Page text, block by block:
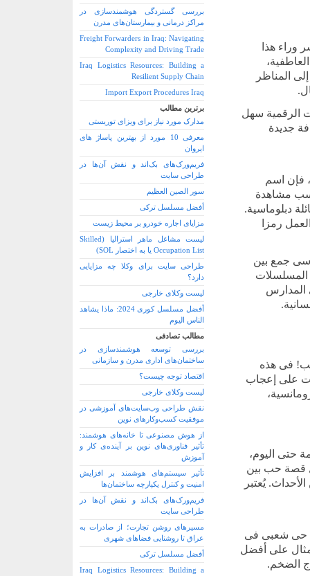
وراء هذا
المناظر
الرقمیة سهل
جدیدة
فإن اسم
مشاهدة
دبلوماسیة.
رمزا
ترکی مدرسی جمع بین
المسلسلات
المدارس
فی هذه
علی إعجاب
حتی الیوم،
قصة حب بین
یُعتبر
فی حی شعبی فی
علی أفضل
الضخم.
بررسی گستردگی هوشمندسازی در
مراکز درمانی و بیمارستان‌های مدرن
Freight Forwarders in Iraq: Navigating
Complexity and Driving Trade
Iraq Logistics Resources: Building a
Resilient Supply Chain
Import Export Procedures Iraq
برترین مطالب
مدارک مورد نیاز برای ویزای توریستی
معرفی 10 مورد از بهترین پاساژ های
ایروان
فریم‌ورک‌های بک‌اند و نقش آن‌ها در
طراحی سایت
سور الصین العظیم
أفضل مسلسل ترکی
مزایای اجاره خودرو بر محیط زیست
لیست مشاغل ماهر استرالیا (Skilled
Occupation List یا به اختصار SOL)
طراحی سایت برای وکلا چه مزایایی
دارد؟
لیست وکلای خارجی
أفضل مسلسل کوری 2024: ماذا یشاهد
الناس الیوم
مطالب تصادفی
بررسی توسعه هوشمندسازی در
ساختمان‌های اداری مدرن و سازمانی
اقتصاد توجه چیست؟
لیست وکلای خارجی
نقش طراحی وب‌سایت‌های آموزشی در
موفقیت کسب‌وکارهای نوین
از هوش مصنوعی تا خانه‌های هوشمند:
تأثیر فناوری‌های نوین بر آینده‌ی کار و
آموزش
تأثیر سیستم‌های هوشمند بر افزایش
امنیت و کنترل یکپارچه ساختمان‌ها
فریم‌ورک‌های بک‌اند و نقش آن‌ها در
طراحی سایت
مسیرهای روشن تجارت؛ از صادرات به
عراق تا روشنایی فضاهای شهری
أفضل مسلسل ترکی
Iraq Logistics Resources: Building a